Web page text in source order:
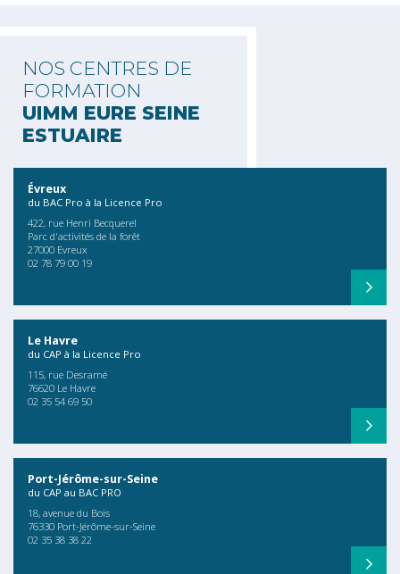
NOS CENTRES DE
FORMATION
UIMM EURE SEINE
ESTUAIRE
Évreux
du BAC Pro à la Licence Pro
422, rue Henri Becquerel
Parc d'activités de la forêt
27000 Evreux
02 78 79 00 19
Le Havre
du CAP à la Licence Pro
115, rue Desramé
76620 Le Havre
02 35 54 69 50
Port-Jérôme-sur-Seine
du CAP au BAC PRO
18, avenue du Bois
76330 Port-Jérôme-sur-Seine
02 35 38 38 22